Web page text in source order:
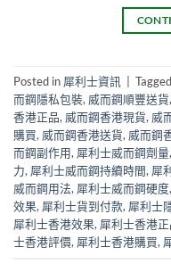
Posted in 犀利士資訊 Tagged
而鋼隱私包裝, 威而鋼順豐送貨,
香港正品, 威而鋼香港現貨, 威
購買, 威而鋼香港送貨, 威而鋼
而鋼副作用, 犀利士威而鋼劑量,
力, 犀利士威而鋼持續時間, 犀
威而鋼用法, 犀利士威而鋼硬度,
效果, 犀利士貨到付款, 犀利士
犀利士香港效果, 犀利士香港正
士香港評價, 犀利士香港購買,